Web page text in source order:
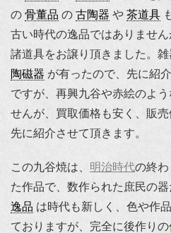
の 骨董品 の 古陶器 や 茶道具
古い時代の逸品ではありませ
諸道具をお譲り頂きました。
陶磁器 が有ったので、先に紹
ですが、再興九谷や赤絵のよ
せんが、買取価格も安く、販
先に紹介させて頂きます。
この九谷焼は、 明治時代の終
た作品で、数作られた庶民の
逸品 は時代も新しく、色や作
ておりますが、完全に後作り